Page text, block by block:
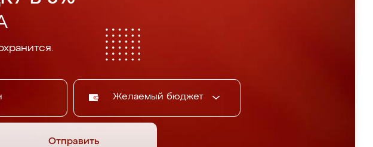
Желаемый бюджет
Отправить